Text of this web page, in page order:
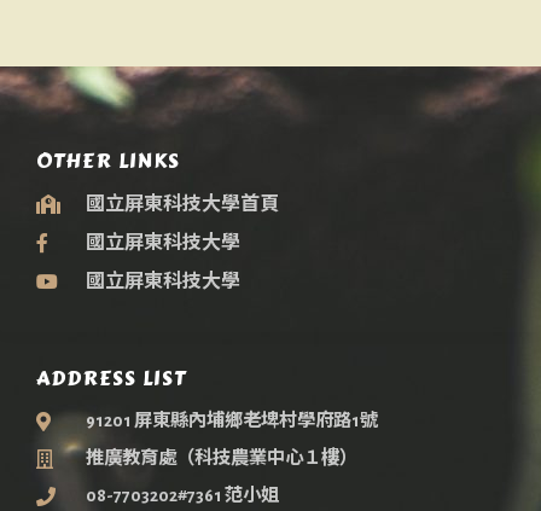
ADDRESS LIST
91201 屏東縣內埔鄉老埤村學府路1號
推廣教育處（科技農業中心１樓）
08-7703202#7361 范小姐
OTHER LINKS
國立屏東科技大學首頁
國立屏東科技大學
國立屏東科技大學